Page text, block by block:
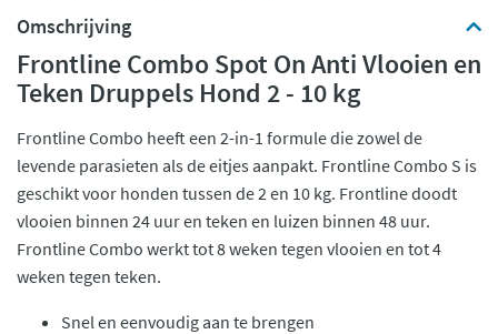
Omschrijving
Frontline Combo Spot On Anti Vlooien en
Teken Druppels Hond 2 - 10 kg
Frontline Combo heeft een 2-in-1 formule die zowel de
levende parasieten als de eitjes aanpakt. Frontline Combo S is
geschikt voor honden tussen de 2 en 10 kg. Frontline doodt
vlooien binnen 24 uur en teken en luizen binnen 48 uur.
Frontline Combo werkt tot 8 weken tegen vlooien en tot 4
weken tegen teken.
Snel en eenvoudig aan te brengen